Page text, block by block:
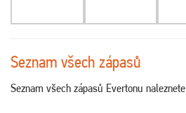
Seznam všech zápasů
Seznam všech zápasů Evertonu naleznete